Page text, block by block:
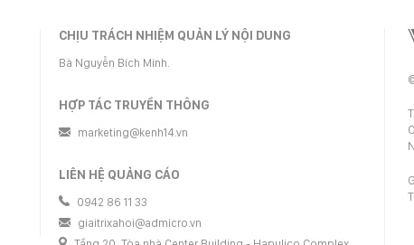
CHỊU TRÁCH NHIỆM QUẢN LÝ NỘI DUNG
Bà Nguyễn Bích Minh.
HỢP TÁC TRUYỀN THÔNG
marketing@kenh14.vn
LIÊN HỆ QUẢNG CÁO
0942 86 11 33
giaitrixahoi@admicro.vn